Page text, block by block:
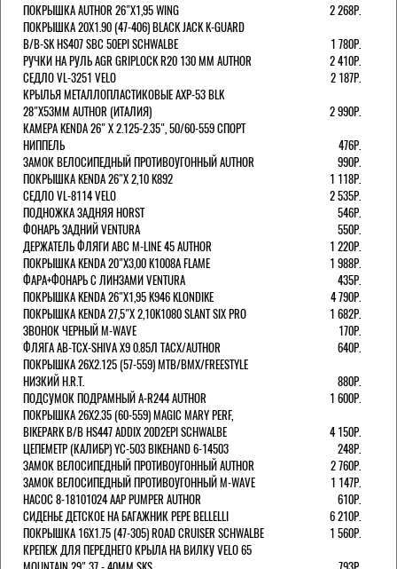
ПОКРЫШКА AUTHOR 26"Х1,95 WING
2 268Р.
ПОКРЫШКА 20X1.90 (47-406) BLACK JACK K-GUARD
B/B-SK HS407 SBC 50EPI SCHWALBE
1 780Р.
РУЧКИ НА РУЛЬ AGR GRIPLOCK R20 130 ММ AUTHOR
2 410Р.
СЕДЛО VL-3251 VELO
2 187Р.
КРЫЛЬЯ МЕТАЛЛОПЛАСТИКОВЫЕ AXP-53 BLK
28"Х53ММ AUTHOR (ИТАЛИЯ)
2 990Р.
КАМЕРА KENDA 26" Х 2.125-2.35", 50/60-559 СПОРТ
НИППЕЛЬ
476Р.
ЗАМОК ВЕЛОСИПЕДНЫЙ ПРОТИВОУГОННЫЙ AUTHOR
990Р.
ПОКРЫШКА KENDA 26"Х 2,10 K892
1 118Р.
СЕДЛО VL-8114 VELO
2 535Р.
ПОДНОЖКА ЗАДНЯЯ HORST
546Р.
ФОНАРЬ ЗАДНИЙ VENTURA
550Р.
ДЕРЖАТЕЛЬ ФЛЯГИ АВС M-LINE 45 AUTHOR
1 220Р.
ПОКРЫШКА KENDA 20"Х3,00 K1008A FLAME
1 988Р.
ФАРА+ФОНАРЬ С ЛИНЗАМИ VENTURA
435Р.
ПОКРЫШКА KENDA 26"Х1,95 K946 KLONDIKE
4 790Р.
ПОКРЫШКА KENDA 27,5"Х 2,10K1080 SLANT SIX PRO
1 682Р.
ЗВОНОК ЧЕРНЫЙ M-WAVE
170Р.
ФЛЯГА AB-TCX-SHIVA X9 0.85Л TACX/AUTHOR
640Р.
ПОКРЫШКА 26X2.125 (57-559) MTB/BMX/FREESTYLE
НИЗКИЙ H.R.T.
880Р.
ПОДСУМОК ПОДРАМНЫЙ A-R244 AUTHOR
1 600Р.
ПОКРЫШКА 26X2.35 (60-559) MAGIC MARY PERF,
BIKEPARK B/B HS447 ADDIX 20D2EPI SCHWALBE
4 150Р.
ЦЕПЕМЕТР (КАЛИБР) YC-503 BIKEHAND 6-14503
248Р.
ЗАМОК ВЕЛОСИПЕДНЫЙ ПРОТИВОУГОННЫЙ AUTHOR
2 760Р.
ЗАМОК ВЕЛОСИПЕДНЫЙ ПРОТИВОУГОННЫЙ M-WAVE
1 147Р.
НАСОС 8-18101024 AAP PUMPER AUTHOR
610Р.
СИДЕНЬЕ ДЕТСКОЕ НА БАГАЖНИК PEPE BELLELLI
6 210Р.
ПОКРЫШКА 16X1.75 (47-305) ROAD CRUISER SCHWALBE
1 560Р.
КРЕПЕЖ ДЛЯ ПЕРЕДНЕГО КРЫЛА НА ВИЛКУ VELO 65